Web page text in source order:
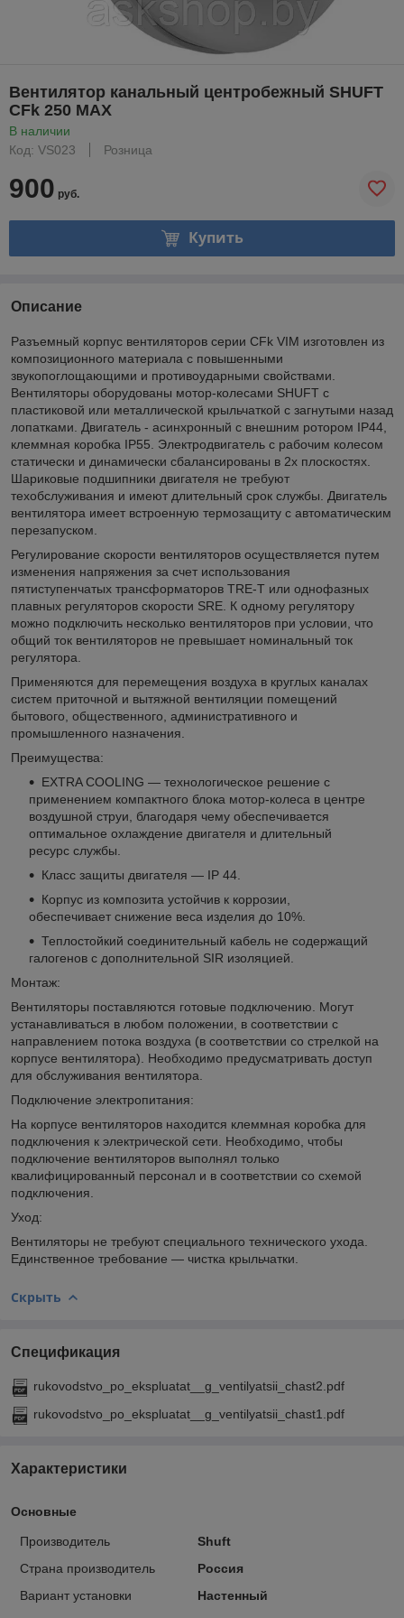
Вентилятор канальный центробежный SHUFT
CFk 250 MAX
В наличии
Код: VS023
Розница
900 руб.
Купить
Описание
Разъемный корпус вентиляторов серии CFk VIM изготовлен из
композиционного материала с повышенными
звукопоглощающими и противоударными свойствами.
Вентиляторы оборудованы мотор-колесами SHUFT с
пластиковой или металлической крыльчаткой с загнутыми назад
лопатками. Двигатель - асинхронный с внешним ротором IP44,
клеммная коробка IP55. Электродвигатель с рабочим колесом
статически и динамически сбалансированы в 2х плоскостях.
Шариковые подшипники двигателя не требуют
техобслуживания и имеют длительный срок службы. Двигатель
вентилятора имеет встроенную термозащиту с автоматическим
перезапуском.
Регулирование скорости вентиляторов осуществляется путем
изменения напряжения за счет использования
пятиступенчатых трансформаторов TRE-T или однофазных
плавных регуляторов скорости SRE. К одному регулятору
можно подключить несколько вентиляторов при условии, что
общий ток вентиляторов не превышает номинальный ток
регулятора.
Применяются для перемещения воздуха в круглых каналах
систем приточной и вытяжной вентиляции помещений
бытового, общественного, административного и
промышленного назначения.
Преимущества:
EXTRA COOLING — технологическое решение с
применением компактного блока мотор-колеса в центре
воздушной струи, благодаря чему обеспечивается
оптимальное охлаждение двигателя и длительный
ресурс службы.
Класс защиты двигателя — IP 44.
Корпус из композита устойчив к коррозии,
обеспечивает снижение веса изделия до 10%.
Теплостойкий соединительный кабель не содержащий
галогенов с дополнительной SIR изоляцией.
Монтаж:
Вентиляторы поставляются готовые подключению. Могут
устанавливаться в любом положении, в соответствии с
направлением потока воздуха (в соответствии со стрелкой на
корпусе вентилятора). Необходимо предусматривать доступ
для обслуживания вентилятора.
Подключение электропитания:
На корпусе вентиляторов находится клеммная коробка для
подключения к электрической сети. Необходимо, чтобы
подключение вентиляторов выполнял только
квалифицированный персонал и в соответствии со схемой
подключения.
Уход:
Вентиляторы не требуют специального технического ухода.
Единственное требование — чистка крыльчатки.
Скрыть
Спецификация
rukovodstvo_po_ekspluatat__g_ventilyatsii_chast2.pdf
rukovodstvo_po_ekspluatat__g_ventilyatsii_chast1.pdf
Характеристики
Основные
Производитель
Shuft
Страна производитель
Россия
Вариант установки
Настенный